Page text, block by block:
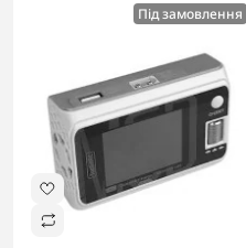
Під замовлення